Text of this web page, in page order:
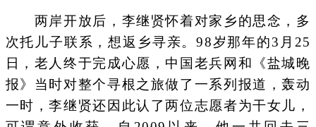
两岸开放后，李继贤怀着对家乡的思念，多
次托儿子联系，想返乡寻亲。98岁那年的3月25
日，老人终于完成心愿，中国老兵网和《盐城晚
报》当时对整个寻根之旅做了一系列报道，轰动
一时，李继贤还因此认了两位志愿者为干女儿，